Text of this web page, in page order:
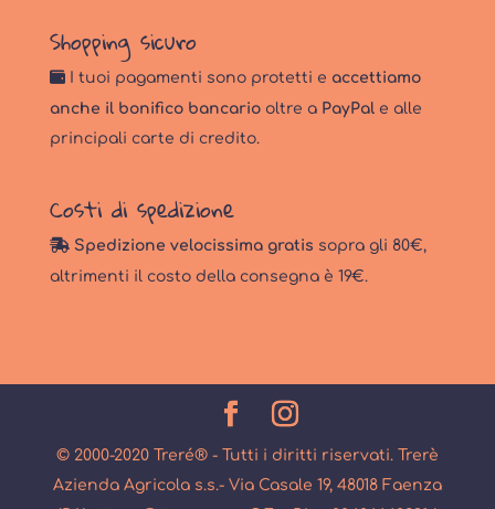
Shopping sicuro
I tuoi pagamenti sono protetti e accettiamo
anche il bonifico bancariooltre a PayPale alle
principali carte di credito.
Costi di spedizione
Spedizione velocissima gratis sopra gli 80€,
altrimenti il costo della consegna è 19€.
© 2000-2020 Treré® - Tutti i diritti riservati. Trerè
Azienda Agricola s.s.- Via Casale 19, 48018 Faenza